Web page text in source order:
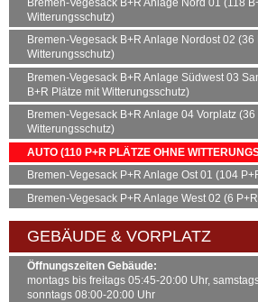
91
Gröpelingen
91
Rönnebeck
Bahnhof
92
Gröpelingen
Bahnhof
92
Rönnebeck
94
Marßel
Bahnhof
94
Schwanewede
95
Bockhorn
Bahnhof
95
Gröpelingen
Bahnhof
98
Endstelle
Bahnhof
620
Uthlede
N7
Hauptbahnhof
Witterungsschutz)
Bremen-Vegesack B+R Anlage Nordost 02 (36
Witterungsschutz)
Bremen-Vegesack B+R Anlage Südwest 03
B+R Plätze mit Witterungsschutz)
Bremen-Vegesack B+R Anlage 04 Vorplatz (36
Witterungsschutz)
AUTO (110 P+R PLÄTZE OHNE
Bremen-Vegesack P+R Anlage Ost 01 (104
Bremen-Vegesack P+R Anlage West 02 (6 P+R
GEBÄUDE & VORPLATZ
Öffnungszeiten Gebäude:
montags bis freitags 05:45-20:00 Uhr,
sonntags 08:00-20:00 Uhr